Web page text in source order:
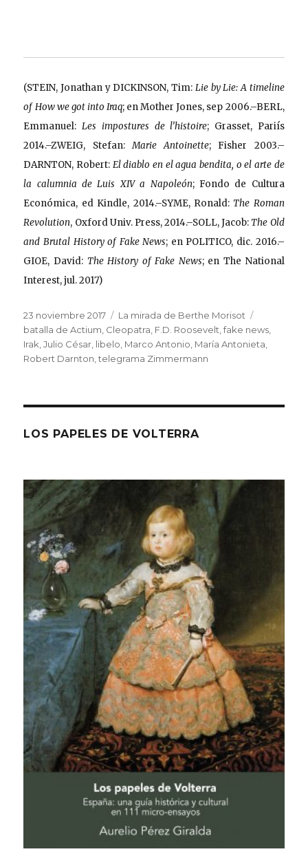
(STEIN, Jonathan y DICKINSON, Tim: Lie by Lie: A timeline
of How we got into Iraq; en Mother Jones, sep 2006.–BERL,
Emmanuel: Les impostures de l’histoire; Grasset, Pariís
2014.–ZWEIG, Stefan:Marie Antoinette; Fisher 2003.–
DARNTON, Robert: El diablo en el agua bendita, o el arte de
la calumnia de Luis XIV a Napoleón; Fondo de Cultura
Económica, ed Kindle, 2014.–SYME, Ronald:The Roman
Revolution, Oxford Univ. Press, 2014.–SOLL, Jacob:The Old
and Brutal History of Fake News; en POLITICO, dic. 2016.–
GIOE, David: The History of Fake News; en The National
Interest, jul. 2017)
Publicado
el
23 noviembre 2017 Categorías
La mirada de Berthe Morisot
batalla de Actium, Cleopatra, F.D. Roosevelt,fake news,
Irak,Julio César, libelo, Marco Antonio, María Antonieta,
Robert Darnton,telegrama Zimmermann
LOS PAPELES DE VOLTERRA